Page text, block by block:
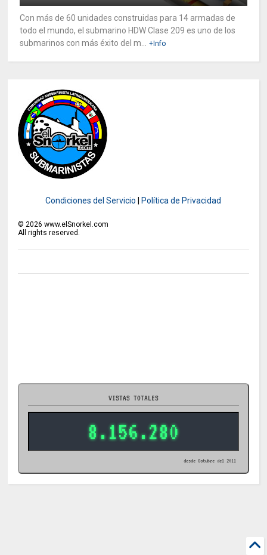
Con más de 60 unidades construidas para 14 armadas de
todo el mundo, el submarino HDW Clase 209 es uno de los
submarinos con más éxito del m...
+Info
Condiciones del Servicio Política de Privacidad
© 2026 www.elSnorkel.com
All rights reserved.
VISTAS TOTALES
8.156.280
desde Octubre del 2011